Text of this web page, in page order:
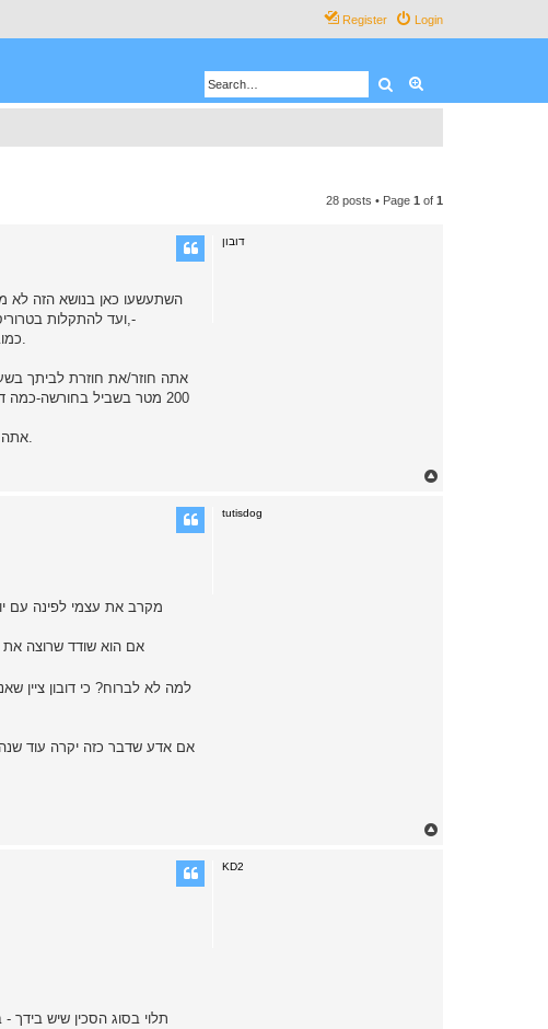
Login
Register
Search
28 posts • Page 1 of 1
דובון
השתעשעו כאן בנושא הזה לא
,ועד להתקלות
TACTICAL KNIVES.כמובן שאפשר להפוך את זה לסמינריון משפטי על דיני הגנה עצמית ,אבל ממש לא לזה אני חותר,אלא לתובנות שימושיות.
אתה חוזר/את חוזרת לביתך
200 מטר בשביל בחורשה-
אתה סתם "יוסף ממחלקת המים":לא גדול וחזק,לא זריז,לא מיומן באומנויות לחימה-איש קטן ולא צעיר,מושך רגל בעקבות פציעה במלחמה ישנה.
tutisdog
מקרב את עצמי לפינה עם
אם הוא שודד שרוצה את
למה לא לברוח? כי דובון ציין
אם אדע שדבר כזה יקרה עוד
KD2
תלוי בסוג הסכין שיש בידך